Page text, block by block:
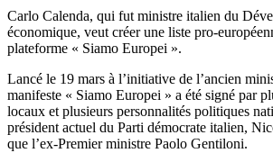
Carlo Calenda, qui fut ministre italien du
économique, veut créer une liste pro-
plateforme « Siamo Europei ».
Lancé le 19 mars à l’initiative de l’ancien
manifeste « Siamo Europei » a été signé par
locaux et plusieurs personnalités politiques
président actuel du Parti démocrate italien,
que l’ex-Premier ministre Paolo Gentiloni.